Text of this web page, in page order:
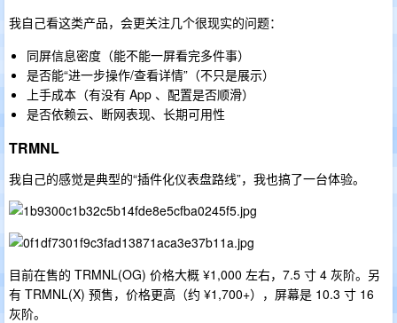
我自己看这类产品，会更关注几个很现实的问题：
同屏信息密度（能不能一屏看完多件事）
是否能“进一步操作/查看详情”（不只是展示）
上手成本（有没有 App 、配置是否顺滑）
是否依赖云、断网表现、长期可用性
TRMNL
我自己的感觉是典型的“插件化仪表盘路线”，我也搞了一台体验。
目前在售的 TRMNL(OG) 价格大概 ¥1,000 左右，7.5 寸 4 灰阶。另
有 TRMNL(X) 预售，价格更高（约 ¥1,700+），屏幕是 10.3 寸 16
灰阶。